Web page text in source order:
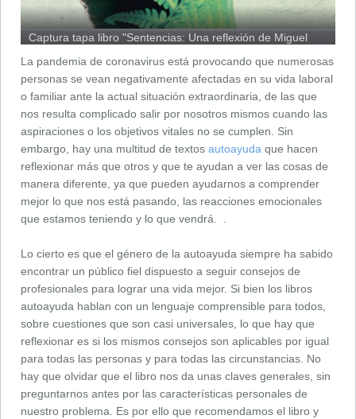
Captura tapa libro "Sentencias: Una reflexión de Miguel
La pandemia de coronavirus está provocando que numerosas
personas se vean negativamente afectadas en su vida laboral
o familiar ante la actual situación extraordinaria, de las que
nos resulta complicado salir por nosotros mismos cuando las
aspiraciones o los objetivos vitales no se cumplen. Sin
embargo, hay una multitud de textos autoayuda que hacen
reflexionar más que otros y que te ayudan a ver las cosas de
manera diferente, ya que pueden ayudarnos a comprender
mejor lo que nos está pasando, las reacciones emocionales
que estamos teniendo y lo que vendrá. .
Lo cierto es que el género de la autoayuda siempre ha sabido
encontrar un público fiel dispuesto a seguir consejos de
profesionales para lograr una vida mejor. Si bien los libros
autoayuda hablan con un lenguaje comprensible para todos,
sobre cuestiones que son casi universales, lo que hay que
reflexionar es si los mismos consejos son aplicables por igual
para todas las personas y para todas las circunstancias. No
hay que olvidar que el libro nos da unas claves generales, sin
preguntarnos antes por las características personales de
nuestro problema. Es por ello que recomendamos el libro y